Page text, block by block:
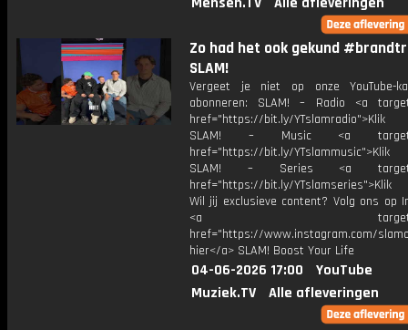
Zo had het ook gekund
SLAM!
Vergeet je niet op onze YouTube-
abonneren: SLAM! – Radio <a
href="https://bit.ly/
SLAM! – Music <a
href="https://bit.ly/
SLAM! – Series <a
href="https://bit.ly/
Wil jij exclusieve content? Volg ons op
<a
href="https://www.instagram.com/
hier</a> SLAM! Boost Your Life
04-06-2026 17:00
YouTube
Muziek.TV
Alle afleveringen